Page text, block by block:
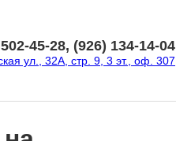
45-28, (926) 134-14-04
ул., 32А, стр. 9, 3 эт., оф. 307